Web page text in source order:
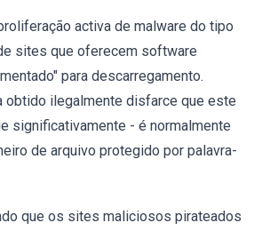
activa de malware do tipo
sites que oferecem software
para descarregamento.
obtido ilegalmente disfarce que este
significativamente - é normalmente
de arquivo protegido por palavra-
que os sites maliciosos pirateados